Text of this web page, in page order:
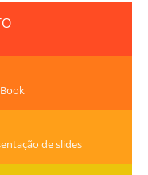
de slides